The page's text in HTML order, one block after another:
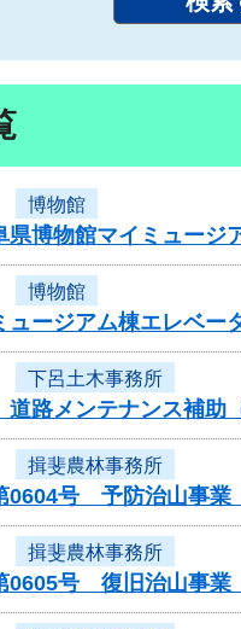
博物館
県博物館マイミュー
博物館
ュージアム棟エレベー
下呂土木事務所
道路メンテナンス補
揖斐農林事務所
0604号 予防治山事
揖斐農林事務所
0605号 復旧治山事